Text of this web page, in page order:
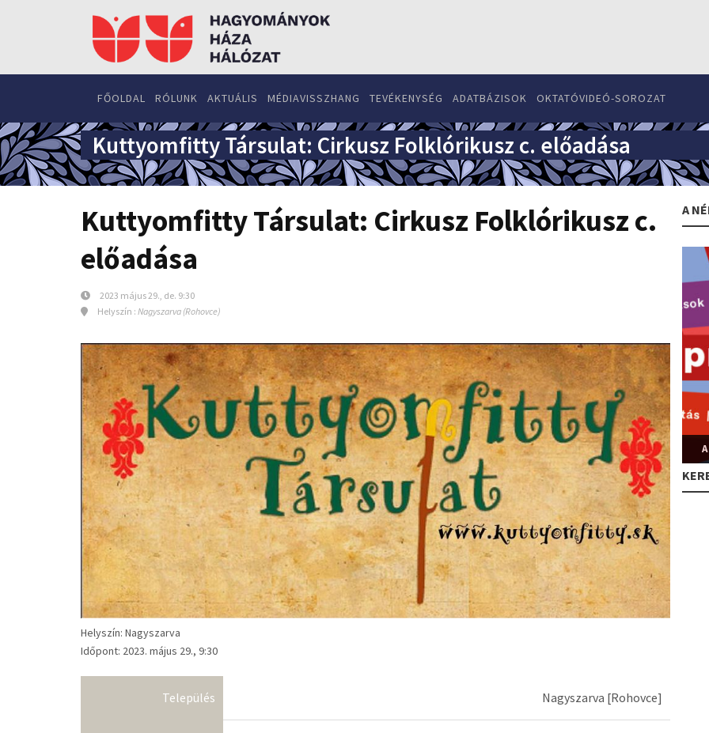
FŐOLDAL RÓLUNK AKTUÁLIS MÉDIAVISSZHANG TEVÉKENYSÉG ADATBÁZISOK OKTATÓVIDEÓ-SOROZAT
Kuttyomfitty Társulat: Cirkusz Folklórikusz c. előadása
Kuttyomfitty Társulat: Cirkusz Folklórikusz c.
előadása
2023 május 29., de. 9:30
Helyszín : Nagyszarva (Rohovce)
Helyszín: Nagyszarva
Időpont: 2023. május 29., 9:30
Település Nagyszarva [Rohovce]
A